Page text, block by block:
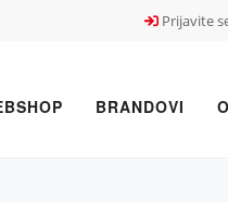
Prijavite
BRANDOVI